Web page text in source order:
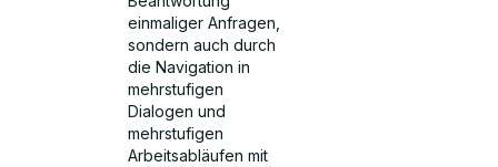
einmaliger Anfragen,
sondern auch durch
die Navigation in
mehrstufigen
Dialogen und
mehrstufigen
Arbeitsabläufen mit